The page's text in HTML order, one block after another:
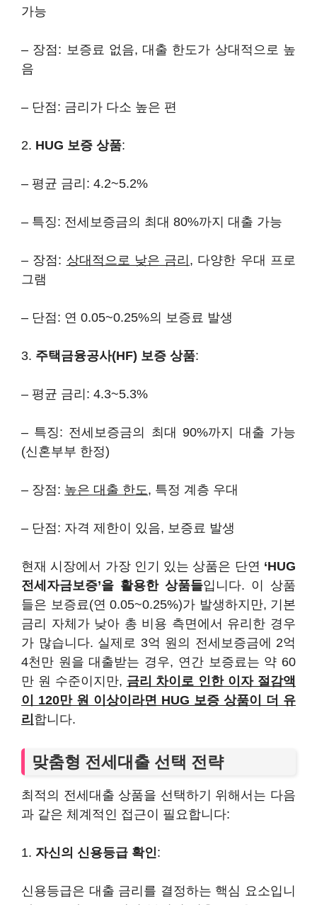
가능
– 장점: 보증료 없음, 대출 한도가 상대적으로 높
음
– 단점: 금리가 다소 높은 편
2. HUG 보증 상품:
– 평균 금리: 4.2~5.2%
– 특징: 전세보증금의 최대 80%까지 대출 가능
– 장점: 상대적으로 낮은 금리 , 다양한 우대 프로
그램
– 단점: 연 0.05~0.25%의 보증료 발생
3. 주택금융공사(HF) 보증 상품:
– 평균 금리: 4.3~5.3%
– 특징: 전세보증금의 최대 90%까지 대출 가능
(신혼부부 한정)
– 장점: 높은 대출 한도 , 특정 계층 우대
– 단점: 자격 제한이 있음, 보증료 발생
현재 시장에서 가장 인기 있는 상품은 단연 ‘HUG
전세자금보증’을 활용한 상품들입니다. 이 상품
들은 보증료(연 0.05~0.25%)가 발생하지만, 기본
금리 자체가 낮아 총 비용 측면에서 유리한 경우
가 많습니다. 실제로 3억 원의 전세보증금에 2억
4천만 원을 대출받는 경우, 연간 보증료는 약 60
만 원 수준이지만, 금리 차이로 인한 이자 절감액
이 120만 원 이상이라면 HUG 보증 상품이 더 유
리 합니다.
맞춤형 전세대출 선택 전략
최적의 전세대출 상품을 선택하기 위해서는 다음
과 같은 체계적인 접근이 필요합니다:
1. 자신의 신용등급 확인:
신용등급은 대출 금리를 결정하는 핵심 요소입니